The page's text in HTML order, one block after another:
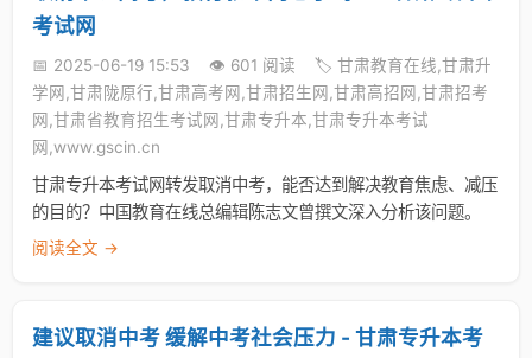
考试网
📅 2025-06-19 15:53 👁️ 601 阅读
🏷️ 甘肃教育在线,甘肃升
学网,甘肃陇原行,甘肃高考网,甘肃招生网,甘肃高招网,甘肃招考
网,甘肃省教育招生考试网,甘肃专升本,甘肃专升本考试
网,www.gscin.cn
甘肃专升本考试网转发取消中考，能否达到解决教育焦虑、减压
的目的？中国教育在线总编辑陈志文曾撰文深入分析该问题。
阅读全文 →
建议取消中考 缓解中考社会压力 - 甘肃专升本考